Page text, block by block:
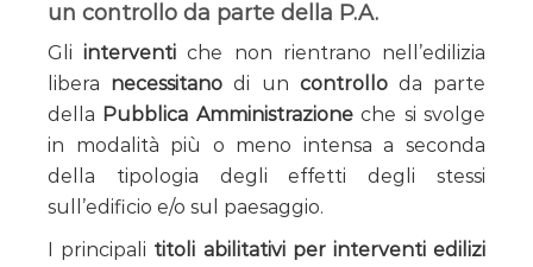
un controllo da parte della P.A.
Gliinterventi che non rientrano nell’edilizia
libera necessitano di un controlloda parte
della Pubblica Amministrazioneche si svolge
in modalità più o meno intensa a seconda
della tipologia degli effetti degli stessi
sull’edificio e/o sul paesaggio.
I principali titoli abilitativi per interventi edilizi